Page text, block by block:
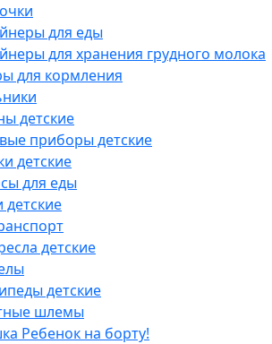
для еды
для хранения грудного молока
для кормления
детские
приборы детские
детские
для еды
детские
детские
шлемы
Ребенок на борту!